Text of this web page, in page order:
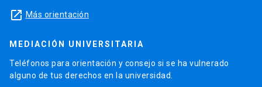
launch Más orientación
MEDIACIÓN UNIVERSITARIA
Teléfonos para orientación y consejo si se ha vulnerado
alguno de tus derechos en la universidad.